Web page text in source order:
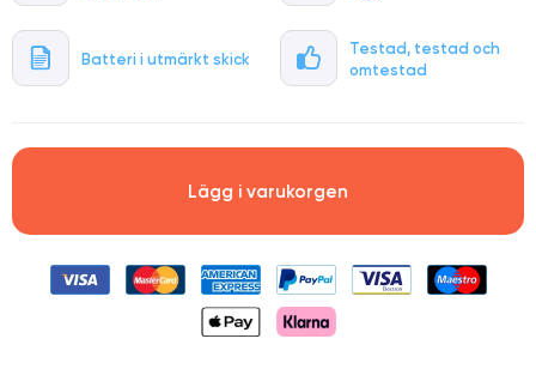
Batteri i utmärkt skick
Testad, testad och
omtestad
Lägg i varukorgen